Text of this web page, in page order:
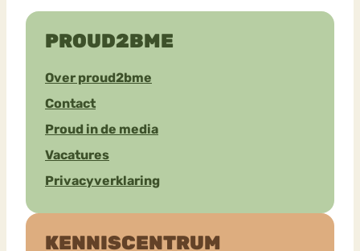
PROUD2BME
Over proud2bme
Contact
Proud in de media
Vacatures
Privacyverklaring
KENNISCENTRUM